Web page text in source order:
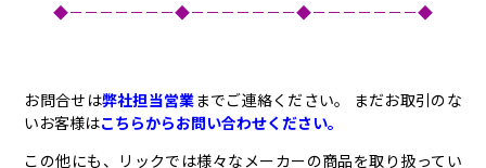
◆－－－－－－－◆－－－－－－－◆－－－－－－－◆
お問合せは弊社担当営業までご連絡ください。 まだお取引のな
いお客様はこちらからお問い合わせください。
この他にも、リックでは様々なメーカーの商品を取り扱ってい